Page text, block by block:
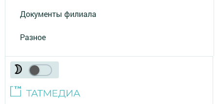
Документы филиала
Разное